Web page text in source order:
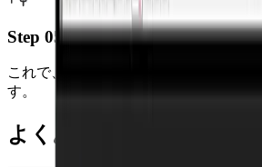
Step 05
これで、モバイルからいつでもどこで
す。
よくある質問